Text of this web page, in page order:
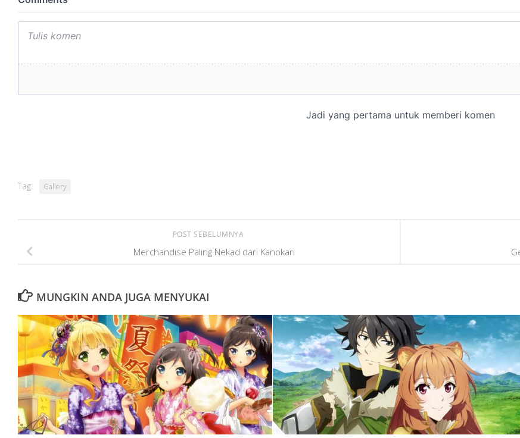
Tag: Gallery
POST SEBELUMNYA
Merchandise Paling Nekad dari Kanokari
MUNGKIN ANDA JUGA MENYUKAI